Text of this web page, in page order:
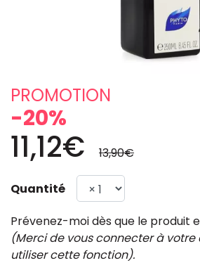
PROMOTION
-20%
11,12€ 13,90€
Quantité
Prévenez-moi dès que le produit
(Merci de vous connecter à
utiliser cette fonction).